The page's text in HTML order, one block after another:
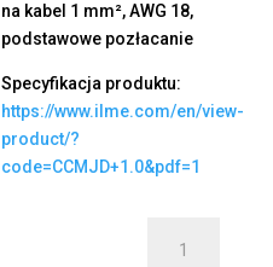
na kabel 1 mm², AWG 18,
podstawowe pozłacanie
Specyfikacja produktu:
https://www.ilme.com/en/view-
product/?
code=CCMJD+1.0&pdf=1
CCMJD